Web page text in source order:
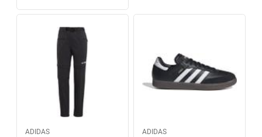
ADIDAS ADIDAS